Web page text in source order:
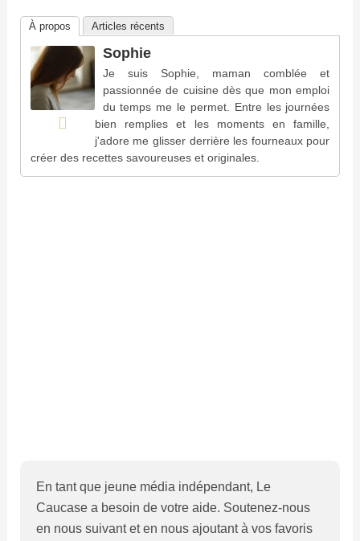
À propos Articles récents
Sophie
Je suis Sophie, maman comblée et
passionnée de cuisine dès que mon emploi
du temps me le permet. Entre les journées
bien remplies et les moments en famille,
j'adore me glisser derrière les fourneaux pour
créer des recettes savoureuses et originales.
En tant que jeune média indépendant, Le
Caucase a besoin de votre aide. Soutenez-nous
en nous suivant et en nous ajoutant à vos favoris